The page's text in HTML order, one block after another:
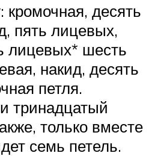
кромочная, десять
пять лицевых,
лицевых* шесть
накид, десять
петля.
тринадцатый
только вместе
семь петель.